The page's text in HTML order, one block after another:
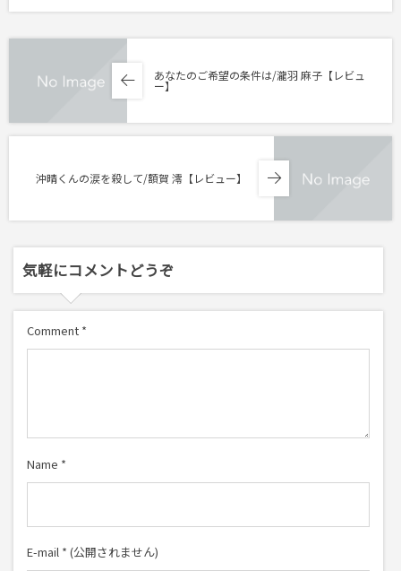
あなたのご希望の条件は/瀧羽 麻子【レビュ
ー】
沖晴くんの涙を殺して/額賀 澪【レビュー】
気軽にコメントどうぞ
Comment *
Name *
E-mail * (公開されません)